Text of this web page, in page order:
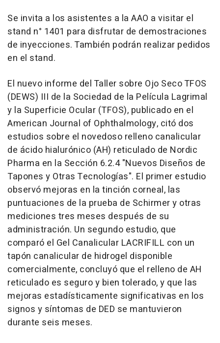
Se invita a los asistentes a la AAO a visitar el
stand n° 1401 para disfrutar de demostraciones
de inyecciones. También podrán realizar pedidos
en el stand.
El nuevo informe del Taller sobre Ojo Seco TFOS
(DEWS) III de la Sociedad de la Película Lagrimal
y la Superficie Ocular (TFOS), publicado en el
American Journal of Ophthalmology, citó dos
estudios sobre el novedoso relleno canalicular
de ácido hialurónico (AH) reticulado de Nordic
Pharma en la Sección 6.2.4 "Nuevos Diseños de
Tapones y Otras Tecnologías". El primer estudio
observó mejoras en la tinción corneal, las
puntuaciones de la prueba de Schirmer y otras
mediciones tres meses después de su
administración. Un segundo estudio, que
comparó el Gel Canalicular LACRIFILL con un
tapón canalicular de hidrogel disponible
comercialmente, concluyó que el relleno de AH
reticulado es seguro y bien tolerado, y que las
mejoras estadísticamente significativas en los
signos y síntomas de DED se mantuvieron
durante seis meses.